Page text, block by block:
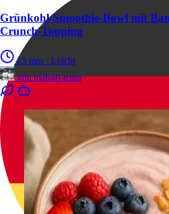
Grünkohl-Smoothie-Bowl mit
Crunch-Topping
15 min · Leicht
von malsati-team